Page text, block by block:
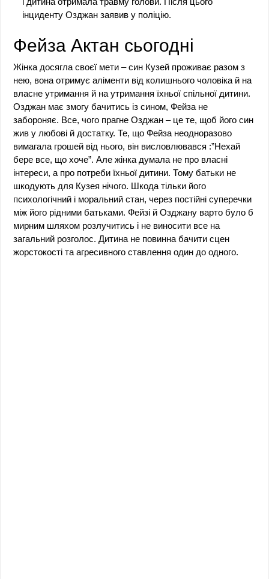
інциденту Озджан заявив у поліцію.
Фейза Актан сьогодні
Жінка досягла своєї мети – син Кузей проживає разом з
нею, вона отримує аліменти від колишнього чоловіка й на
власне утримання й на утримання їхньої спільної дитини.
Озджан має змогу бачитись із сином, Фейза не
забороняє. Все, чого прагне Озджан – це те, щоб його син
жив у любові й достатку. Те, що Фейза неодноразово
вимагала грошей від нього, він висловлювався :”Нехай
бере все, що хоче”. Але жінка думала не про власні
інтереси, а про потреби їхньої дитини. Тому батьки не
шкодують для Кузея нічого. Шкода тільки його
психологічний і моральний стан, через постійні суперечки
між його рідними батьками. Фейзі й Озджану варто було б
мирним шляхом розлучитись і не виносити все на
загальний розголос. Дитина не повинна бачити сцен
жорстокості та агресивного ставлення один до одного.